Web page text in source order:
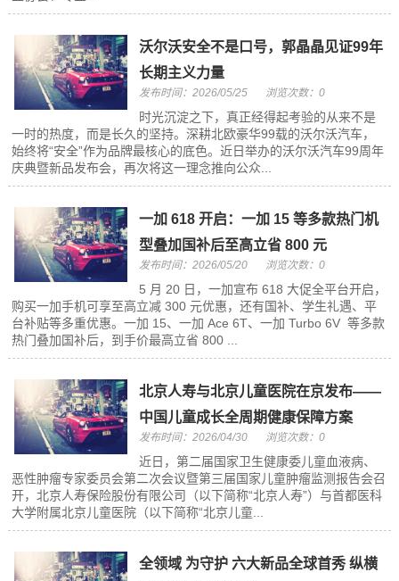
沃尔沃安全不是口号，郭晶晶见证99年
长期主义力量
发布时间：2026/05/25 浏览次数：0
时光沉淀之下，真正经得起考验的从来不是
一时的热度，而是长久的坚持。深耕北欧豪华99载的沃尔沃汽车，
始终将“安全”作为品牌最核心的底色。近日举办的沃尔沃汽车99周年
庆典暨新品发布会，再次将这一理念推向公众...
一加 618 开启：一加 15 等多款热门机
型叠加国补后至高立省 800 元
发布时间：2026/05/20 浏览次数：0
5 月 20 日，一加宣布 618 大促全平台开启，
购买一加手机可享至高立减 300 元优惠，还有国补、学生礼遇、平
台补贴等多重优惠。一加 15、一加 Ace 6T、一加 Turbo 6V 等多款
热门叠加国补后，到手价最高立省 800 ...
北京人寿与北京儿童医院在京发布——
中国儿童成长全周期健康保障方案
发布时间：2026/04/30 浏览次数：0
近日，第二届国家卫生健康委儿童血液病、
恶性肿瘤专家委员会第二次会议暨第三届国家儿童肿瘤监测报告会召
开，北京人寿保险股份有限公司（以下简称“北京人寿”）与首都医科
大学附属北京儿童医院（以下简称“北京儿童...
全领域 为守护 六大新品全球首秀 纵横